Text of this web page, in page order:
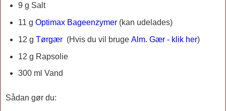
9 g Salt
11 g Optimax Bageenzymer(kan udelades)
12 g Tørgær (Hvis du vil bruge Alm. Gær - klik her)
12 g Rapsolie
300 ml Vand
Sådan gør du: